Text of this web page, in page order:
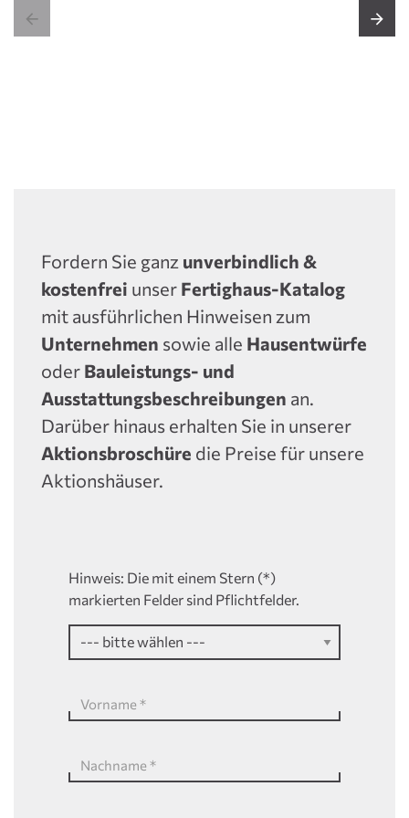
 
Fordern Sie ganz unverbindlich &
kostenfrei unser Fertighaus-Katalog
mit ausführlichen Hinweisen zum
Unternehmen sowie alle Hausentwürfe
oder Bauleistungs- und
Ausstattungsbeschreibungen an.
Darüber hinaus erhalten Sie in unserer
Aktionsbroschüre die Preise für unsere
Aktionshäuser.
Hinweis: Die mit einem Stern (*)
markierten Felder sind Pflichtfelder.
Vorname *
Nachname *